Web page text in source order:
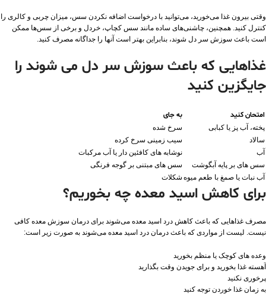
وقتی بیرون غذا می‌خورید، می‌توانید با درخواست اضافه نکردن سس، میزان چربی و کالری را
کنترل کنید. همچنین، چاشنی‌های ساده مانند سس کچاپ، خردل و برخی از سس‌ها ممکن
است باعث سوزش سر دل شوند، بنابراین بهتر است آنها را جداگانه مصرف کنید.
غذاهایی که باعث سوزش سر دل می شوند را
جایگزین کنید
امتحان کنید به جای
پخته، آب پز یا کبابی
سرخ شده
سالاد
سیب زمینی سرخ کرده
آب
نوشابه های کافئین دار یا آب مرکبات
سس های بر پایه آبگوشت
سس های مبتنی بر گوجه فرنگی
آب نبات یا صمغ با طعم میوه شکلات
برای کاهش اسید معده چه بخوریم؟
مصرف غذاهایی که باعث کاهش درد اسید معده می‌شوند برای درمان سوزش معده کافی
نیست. لیست از مواردی که باعث درمان درد اسید معده می‌شوند به صورت زیر است:
وعده های کوچک یا منظم بخورید
آهسته غذا بخورید و برای جویدن وقت بگذارید
پرخوری نکنید
به زمان غذا خوردن توجه کنید